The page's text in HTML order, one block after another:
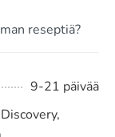
reseptiä?
9-21 päivää